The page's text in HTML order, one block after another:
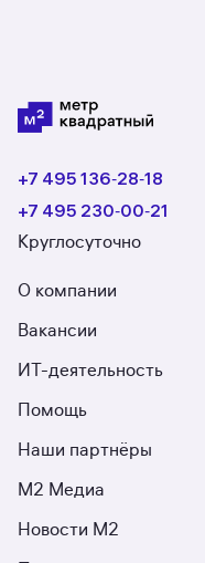
+7 495 136‑28‑18
+7 495 230‑00‑21
Круглосуточно
О компании
Вакансии
ИТ-деятельность
Помощь
Наши партнёры
М2 Медиа
Новости М2